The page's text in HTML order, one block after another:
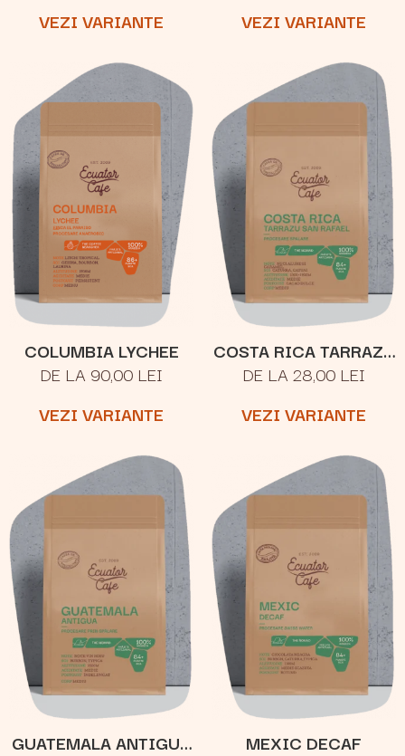
VEZI VARIANTE
VEZI VARIANTE
COLUMBIA LYCHEE
DE LA 90,00 LEI
VEZI VARIANTE
COSTA RICA TARRAZU
SAN RAFAEL
DE LA 28,00 LEI
VEZI VARIANTE
GUATEMALA ANTIGUA
MEXIC DECAF